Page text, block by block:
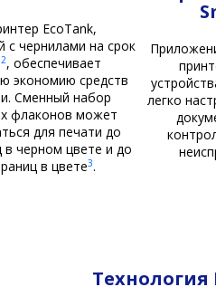
EcoTank,
с чернилами на срок
2, обеспечивает
экономию средств
Сменный набор
флаконов может
для печати до
в черном цвете и до
в цвете3.
легко
Технология